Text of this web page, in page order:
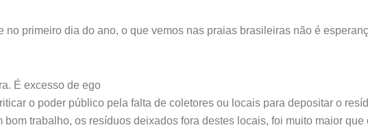
no primeiro dia do ano, o que vemos nas praias brasileiras não é
É excesso de ego
o poder público pela falta de coletores ou locais para depositar o
bom trabalho, os resíduos deixados fora destes locais, foi muito maior